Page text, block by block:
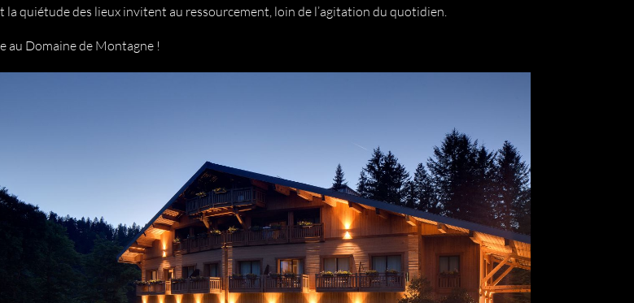
la quiétude des lieux invitent au ressourcement, loin de l’agitation du quotidien.
au Domaine de Montagne !